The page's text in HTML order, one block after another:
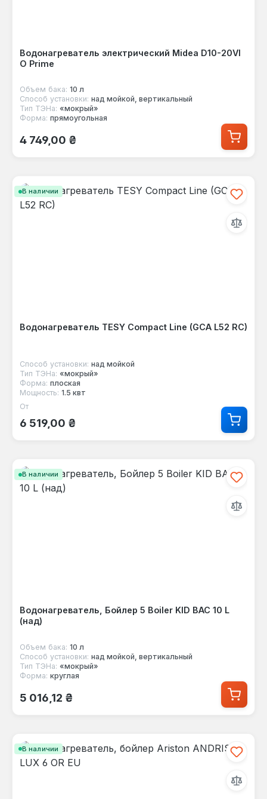
Водонагреватель электрический Midea D10-20VI
O Prime
Объем бака: 10 л
Способ установки: над мойкой, вертикальный
Тип ТЭНа: «мокрый»
Форма: прямоугольная
Обычная цена:
4 749,00 ₴
В наличии
Водонагреватель TESY Compact Line (GCA L52 RC)
Способ установки: над мойкой
Тип ТЭНа: «мокрый»
Форма: плоская
Мощность: 1.5 квт
Обычная цена:
От
6 519,00 ₴
В наличии
Водонагреватель, Бойлер 5 Boiler KID BAC 10 L
(над)
Объем бака: 10 л
Способ установки: над мойкой, вертикальный
Тип ТЭНа: «мокрый»
Форма: круглая
Обычная цена:
5 016,12 ₴
В наличии